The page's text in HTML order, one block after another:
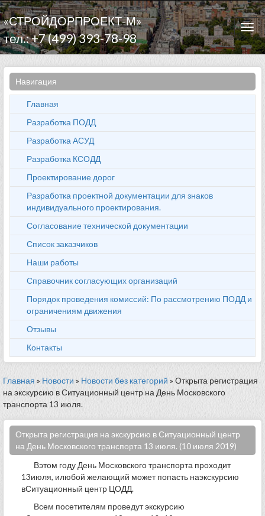
«СТРОЙДОРПРОЕКТ-М»
тел.: +7 (499) 393-78-98
Навигация
Главная
Разработка ПОДД
Разработка АСУД
Разработка КСОДД
Проектирование дорог
Разработка проектной документации для знаков
индивидуального проектирования.
Согласование технической документации
Список заказчиков
Наши работы
Справочник согласующих организаций
Порядок проведения комиссий: По рассмотрению ПОДД и
ограничениям движения
Отзывы
Контакты
Главная » Новости » Новости без категорий » Открыта регистрация
на экскурсию в Ситуационный центр на День Московского
транспорта 13 июля.
Открыта регистрация на экскурсию в Ситуационный центр
на День Московского транспорта 13 июля. (10 июля 2019)
Вэтом году День Московского транспорта проходит
13июля, илюбой желающий может попасть наэкскурсию
вСитуационный центр ЦОДД.
Всем посетителям проведут экскурсию